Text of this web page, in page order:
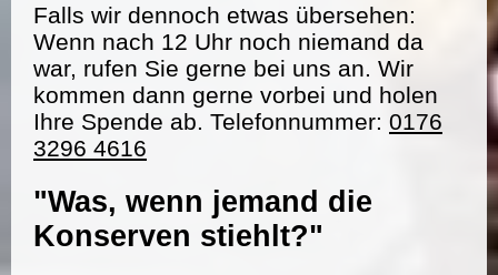
Falls wir dennoch etwas übersehen:
Wenn nach 12 Uhr noch niemand da
war, rufen Sie gerne bei uns an. Wir
kommen dann gerne vorbei und holen
Ihre Spende ab. Telefonnummer: 0176
3296 4616
"Was, wenn jemand die
Konserven stiehlt?"